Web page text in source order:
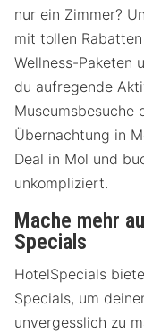
nur ein Zimmer?
mit tollen
Wellness-Paketen
du aufregende
Museumsbesuche
Übernachtung in
Deal in Mol und
unkompliziert.
Mache mehr
Specials
HotelSpecials
Specials, um
unvergesslich zu